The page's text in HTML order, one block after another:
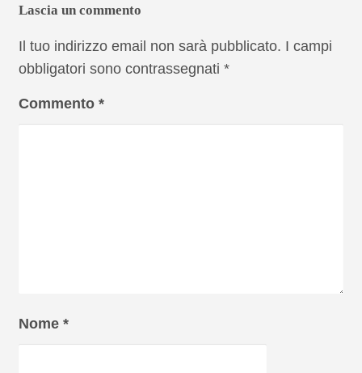
Lascia un commento
Il tuo indirizzo email non sarà pubblicato. I campi
obbligatori sono contrassegnati *
Commento *
Nome *